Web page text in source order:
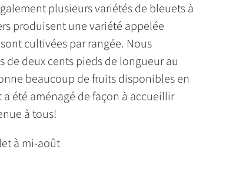
plusieurs variétés de bleuets à
produisent une variété appelée
cultivées par rangée. Nous
deux cents pieds de longueur au
beaucoup de fruits disponibles en
été aménagé de façon à accueillir
à tous!
à mi-août